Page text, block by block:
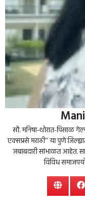
सौ. मनिषा-थोरात-पिसाळ
एक्सप्रसे मराठी’’ या पुणे
जबाबदारी सांभाळत आहेत.
विविध